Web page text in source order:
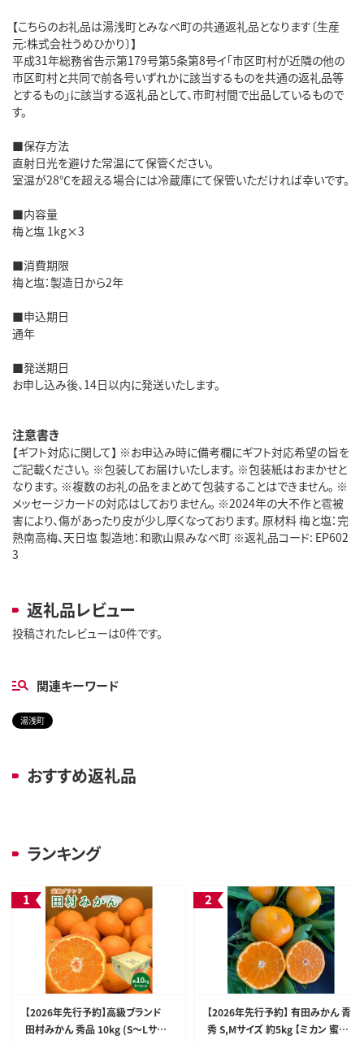
【こちらのお礼品は湯浅町とみなべ町の共通返礼品となります〔生産
元:株式会社うめひかり〕】
平成31年総務省告示第179号第5条第8号イ「市区町村が近隣の他の
市区町村と共同で前各号いずれかに該当するものを共通の返礼品等
とするもの」に該当する返礼品として、市町村間で出品しているもので
す。
■保存方法
直射日光を避けた常温にて保管ください。
室温が28℃を超える場合には冷蔵庫にて保管いただければ幸いです。
■内容量
梅と塩 1kg×3
■消費期限
梅と塩：製造日から2年
■申込期日
通年
■発送期日
お申し込み後、14日以内に発送いたします。
注意書き
【ギフト対応に関して】 ※お申込み時に備考欄にギフト対応希望の旨を
ご記載ください。 ※包装してお届けいたします。 ※包装紙はおまかせと
なります。 ※複数のお礼の品をまとめて包装することはできません。 ※
メッセージカードの対応はしておりません。 ※2024年の大不作と雹被
害により、傷があったり皮が少し厚くなっております。 原材料 梅と塩：完
熟南高梅、天日塩 製造地：和歌山県みなべ町 ※返礼品コード: EP602
3
返礼品レビュー
投稿されたレビューは0件です。
関連キーワード
湯浅町
おすすめ返礼品
ランキング
【2026年先行予約】高級ブランド
田村みかん 秀品 10kg (S～Lサイ
【2026年先行予約】 有田みかん 青
秀 S,Мサイズ 約5kg 【ミカン 蜜柑